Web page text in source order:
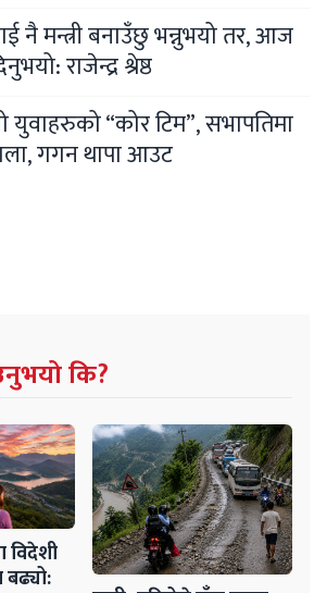
नै मन्त्री बनाउँछु भन्नुभयो तर, आज
राजेन्द्र श्रेष्ठ
युवाहरुको “कोर टिम”, सभापतिमा
गगन थापा आउट
कि?
विदेशी